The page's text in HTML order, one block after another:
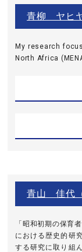
青柳 ヤヒ
My research
North Africa
青山 佳代
「昭和初期の保育
における歴史的研
する研究に取り組